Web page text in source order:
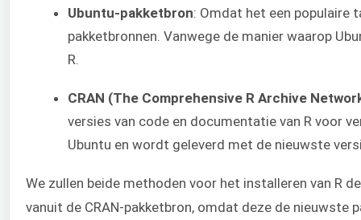
Ubuntu-pakketbron: Omdat het een populaire
pakketbronnen. Vanwege de manier waarop
R.
CRAN (The Comprehensive R Archive
versies van code en documentatie van R voor
Ubuntu en wordt geleverd met de nieuwste
We zullen beide methoden voor het installeren van R
vanuit de CRAN-pakketbron, omdat deze de